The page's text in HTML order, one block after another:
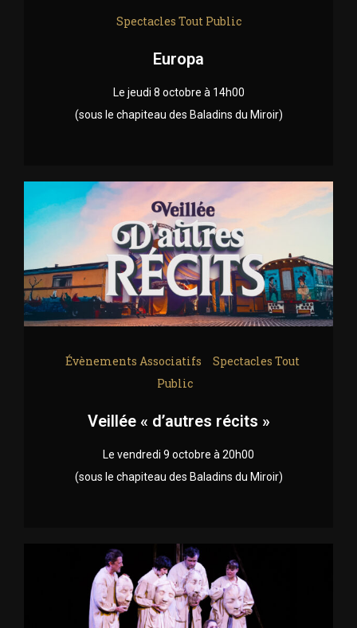
Spectacles Tout Public
Europa
Le jeudi 8 octobre à 14h00
(sous le chapiteau des Baladins du Miroir)
Évènements Associatifs
Spectacles Tout
Public
Veillée « d’autres récits »
Le vendredi 9 octobre à 20h00
(sous le chapiteau des Baladins du Miroir)